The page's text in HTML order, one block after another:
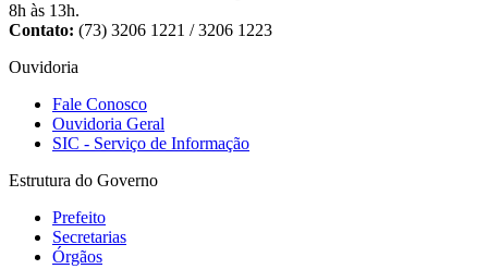
8h às 13h.
Contato: (73) 3206 1221 / 3206 1223
Ouvidoria
Fale Conosco
Ouvidoria Geral
SIC - Serviço de Informação
Estrutura do Governo
Prefeito
Secretarias
Órgãos